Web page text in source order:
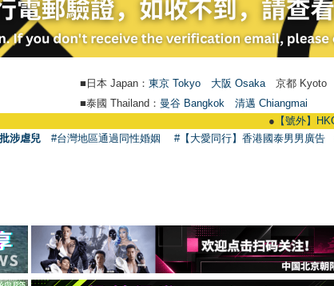
■日本 Japan： 東京 Tokyo 大阪 Osaka 京都 Kyoto
■泰國 Thailand： 曼谷 Bangkok
清邁 Chiangmai
【號外】
涉虐兒 #台灣地區通過同性婚姻 #【大愛同行】香港國泰男男廣告